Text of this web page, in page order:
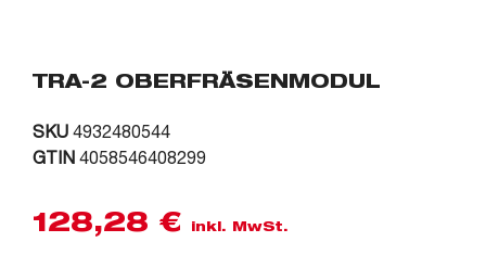
TRA-2 OBERFRÄSENMODUL
SKU 4932480544
GTIN 4058546408299
128,28 € inkl. MwSt.